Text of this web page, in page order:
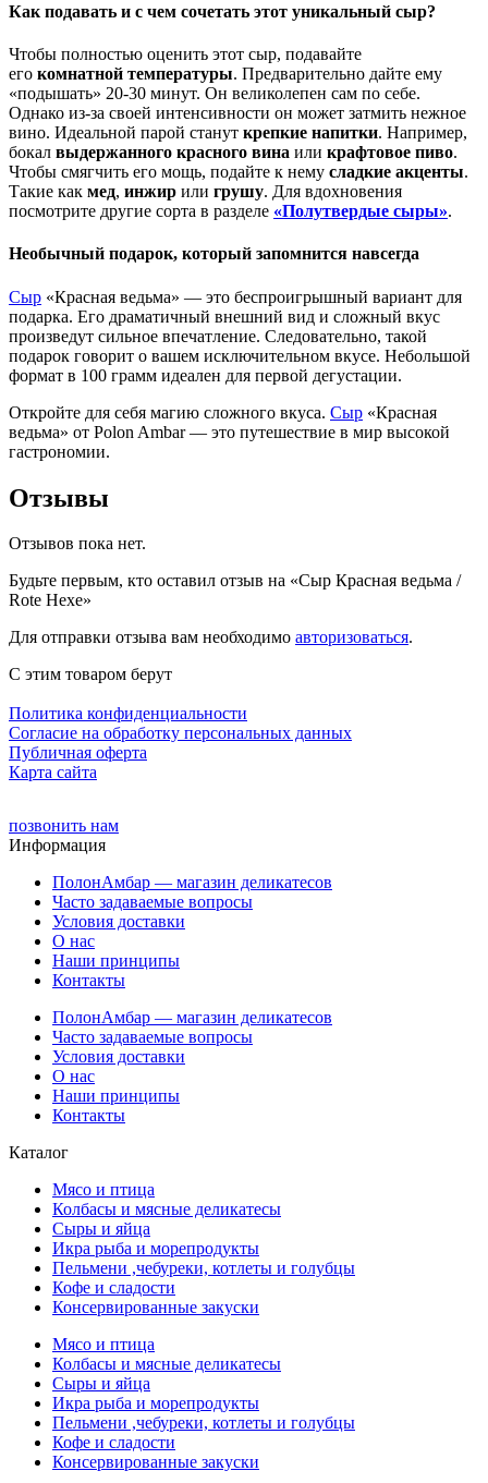
Как подавать и с чем сочетать этот уникальный сыр?
Чтобы полностью оценить этот сыр, подавайте
его комнатной температуры. Предварительно дайте ему
«подышать» 20-30 минут. Он великолепен сам по себе.
Однако из-за своей интенсивности он может затмить нежное
вино. Идеальной парой станут крепкие напитки. Например,
бокал выдержанного красного вина или крафтовое пиво.
Чтобы смягчить его мощь, подайте к нему сладкие акценты.
Такие как мед, инжир или грушу. Для вдохновения
посмотрите другие сорта в разделе «Полутвердые сыры».
Необычный подарок, который запомнится навсегда
Сыр «Красная ведьма» — это беспроигрышный вариант для
подарка. Его драматичный внешний вид и сложный вкус
произведут сильное впечатление. Следовательно, такой
подарок говорит о вашем исключительном вкусе. Небольшой
формат в 100 грамм идеален для первой дегустации.
Откройте для себя магию сложного вкуса. Сыр «Красная
ведьма» от Polon Ambar — это путешествие в мир высокой
гастрономии.
Отзывы
Отзывов пока нет.
Будьте первым, кто оставил отзыв на «Сыр Красная ведьма /
Rote Hexe»
Для отправки отзыва вам необходимо авторизоваться.
С этим товаром берут
Политика конфиденциальности
Cогласие на обработку персональных данных
Публичная оферта
Карта сайта
позвонить нам
Информация
ПолонАмбар — магазин деликатесов
Часто задаваемые вопросы
Условия доставки
О нас
Наши принципы
Контакты
ПолонАмбар — магазин деликатесов
Часто задаваемые вопросы
Условия доставки
О нас
Наши принципы
Контакты
Каталог
Мясо и птица
Колбасы и мясные деликатесы
Сыры и яйца
Икра рыба и морепродукты
Пельмени ,чебуреки, котлеты и голубцы
Кофе и сладости
Консервированные закуски
Мясо и птица
Колбасы и мясные деликатесы
Сыры и яйца
Икра рыба и морепродукты
Пельмени ,чебуреки, котлеты и голубцы
Кофе и сладости
Консервированные закуски